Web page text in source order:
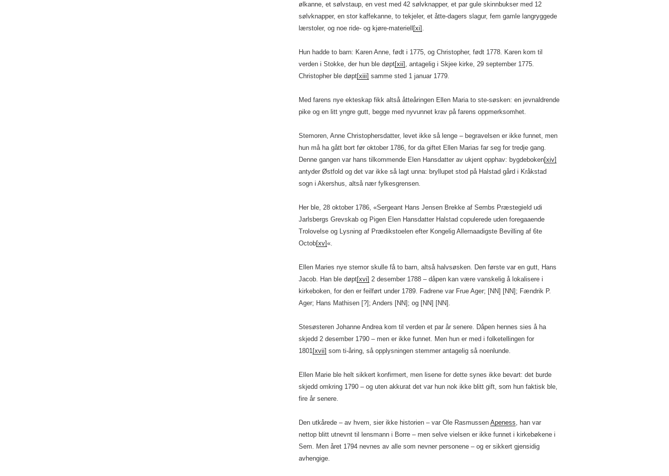
ølkanne, et sølvstaup, en vest med 42 sølvknapper, et par gule skinnbukser med 12
sølvknapper, en stor kaffekanne, to tekjeler, et åtte-dagers slagur, fem gamle langryggede
lærstoler, og noe ride- og kjøre-materiell [xi] .
Hun hadde to barn: Karen Anne, født i 1775, og Christopher, født 1778. Karen kom til
verden i Stokke, der hun ble døpt[xii] , antagelig i Skjee kirke, 29 september 1775.
Christopher ble døpt[xiii] samme sted 1 januar 1779.
Med farens nye ekteskap fikk altså åtteåringen Ellen Maria to ste-søsken: en jevnaldrende
pike og en litt yngre gutt, begge med nyvunnet krav på farens oppmerksomhet.
Stemoren, Anne Christophersdatter, levet ikke så lenge – begravelsen er ikke funnet, men
hun må ha gått bort før oktober 1786, for da giftet Ellen Marias far seg for tredje gang.
Denne gangen var hans tilkommende Elen Hansdatter av ukjent opphav: bygdeboken[xiv]
antyder Østfold og det var ikke så lagt unna: bryllupet stod på Halstad gård i Kråkstad
sogn i Akershus, altså nær fylkesgrensen.
Her ble, 28 oktober 1786, «Sergeant Hans Jensen Brekke af Sembs Præstegield udi
Jarlsbergs Grevskab og Pigen Elen Hansdatter Halstad copulerede uden foregaaende
Trolovelse og Lysning af Prædikstoelen efter Kongelig Allernaadigste Bevilling af 6te
Octob[xv]«.
Ellen Maries nye stemor skulle få to barn, altså halvsøsken. Den første var en gutt, Hans
Jacob. Han ble døpt[xvi] 2 desember 1788 – dåpen kan være vanskelig å lokalisere i
kirkeboken, for den er feilført under 1789. Fadrene var Frue Ager; [NN] [NN]; Fændrik P.
Ager; Hans Mathisen [?]; Anders [NN]; og [NN] [NN].
Stesøsteren Johanne Andrea kom til verden et par år senere. Dåpen hennes sies å ha
skjedd 2 desember 1790 – men er ikke funnet. Men hun er med i folketellingen for
1801[xvii] som ti-åring, så opplysningen stemmer antagelig så noenlunde.
Ellen Marie ble helt sikkert konfirmert, men lisene for dette synes ikke bevart: det burde
skjedd omkring 1790 – og uten akkurat det var hun nok ikke blitt gift, som hun faktisk ble,
fire år senere.
Den utkårede – av hvem, sier ikke historien – var Ole Rasmussen Apeness, han var
nettop blitt utnevnt til lensmann i Borre – men selve vielsen er ikke funnet i kirkebøkene i
Sem. Men året 1794 nevnes av alle som nevner personene – og er sikkert gjensidig
avhengige.